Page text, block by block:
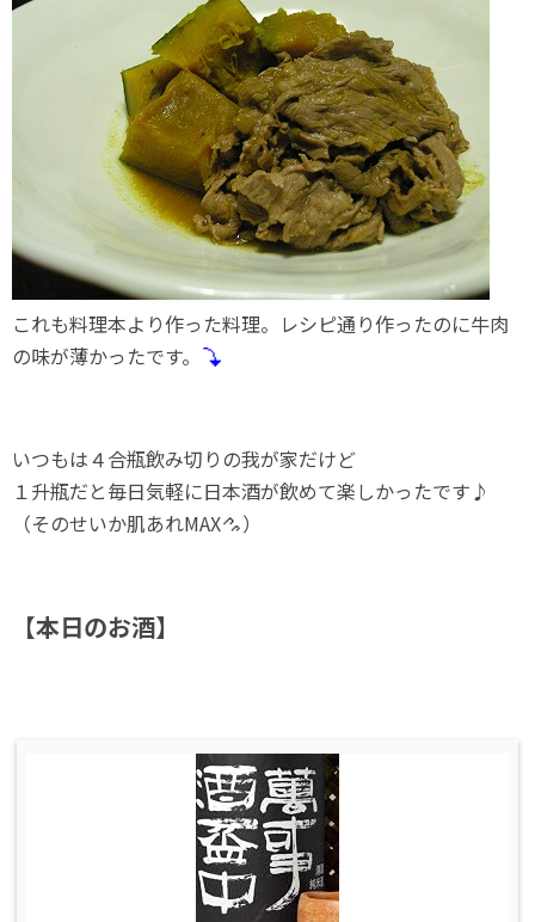
これも料理本より作った料理。レシピ通り作ったのに牛肉
の味が薄かったです。
いつもは４合瓶飲み切りの我が家だけど
１升瓶だと毎日気軽に日本酒が飲めて楽しかったです♪
（そのせいか肌あれMAX
）
【本日のお酒】